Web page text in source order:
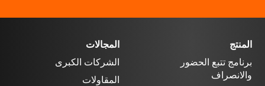
المنتج
برنامج تتبع الحضور
والانصراف
المجالات
الشركات الكبرى
المقاولات